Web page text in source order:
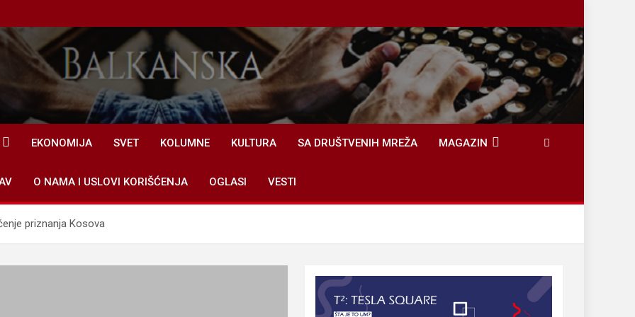
EKONOMIJA SVET KOLUMNE KULTURA SA DRUŠTVENIH MREŽA MAGAZIN
O NAMA I USLOVI KORIŠĆENJA OGLASI VESTI
priznanja Kosova